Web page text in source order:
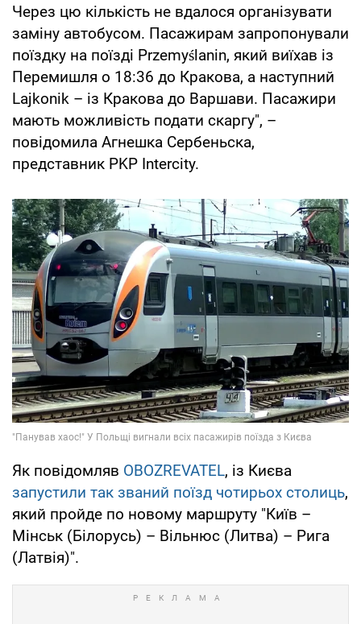
Через цю кількість не вдалося організувати
заміну автобусом. Пасажирам запропонували
поїздку на поїзді Przemyślanin, який виїхав із
Перемишля о 18:36 до Кракова, а наступний
Lajkonik – із Кракова до Варшави. Пасажири
мають можливість подати скаргу", –
повідомила Агнешка Сербеньска,
представник PKP Intercity.
Як повідомляв OBOZREVATEL, із Києва
запустили так званий поїзд чотирьох столиць,
який пройде по новому маршруту "Київ –
Мінськ (Білорусь) – Вільнюс (Литва) – Рига
(Латвія)".